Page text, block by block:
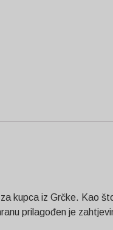
kupca iz Grčke. Kao
prilagođen je